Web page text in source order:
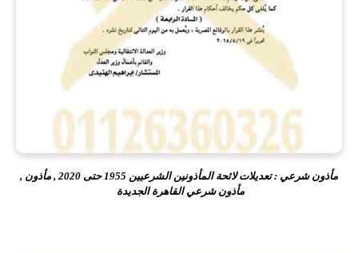
مأذون شرعي : تعديلات لائحة المأذونين الشرعيين 1955 حتى 2020 , مأذون ,
مأذون شرعي القاهرة الجديدة